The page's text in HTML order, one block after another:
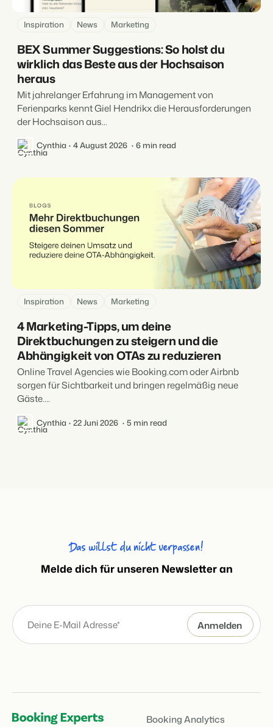
Inspiration News Marketing
BEX Summer Suggestions: So holst du
wirklich das Beste aus der Hochsaison
heraus
Mit jahrelanger Erfahrung im Management von
Ferienparks kennt Giel Hendrikx die Herausforderungen
der Hochsaison aus...
Cynthia 4 August 2026 6 min read
Inspiration News Marketing
4 Marketing-Tipps, um deine
Direktbuchungen zu steigern und die
Abhängigkeit von OTAs zu reduzieren
Online Travel Agencies wie Booking.com oder Airbnb
sorgen für Sichtbarkeit und bringen regelmäßig neue
Gäste....
Cynthia 22 Juni 2026 5 min read
Das willst du nicht verpassen!
Melde dich für unseren Newsletter an
Booking Analytics